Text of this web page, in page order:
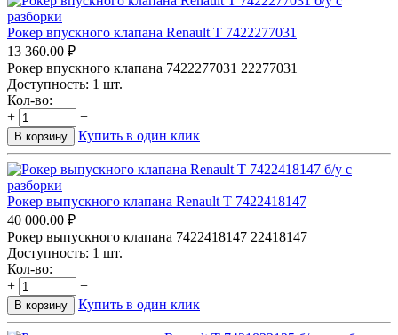
Рокер впускного клапана Renault T 7422277031
13 360.00 ₽
Рокер впускного клапана 7422277031 22277031
Доступность: 1 шт.
Кол-во:
+
−
В корзину Купить в один клик
Рокер выпускного клапана Renault T 7422418147
40 000.00 ₽
Рокер выпускного клапана 7422418147 22418147
Доступность: 1 шт.
Кол-во:
+
−
В корзину Купить в один клик